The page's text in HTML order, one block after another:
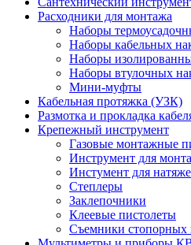
Расходники для монтажа
Наборы
Наборы кабельных
Наборы
Наборы втулочных
Мини-муфты
Кабельная протяжка (УЗК)
Размотка и прокладка
Крепежный инструмент
Газовые монтажные
Инструмент для
Инстумент для
Степлеры
Заклепочники
Клеевые пистолеты
Съемники стопорных